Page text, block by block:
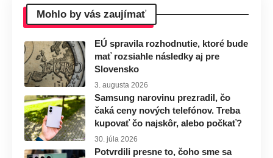
Mohlo by vás zaujímať
EÚ spravila rozhodnutie, ktoré bude
mať rozsiahle následky aj pre
Slovensko
3. augusta 2026
Samsung narovinu prezradil, čo
čaká ceny nových telefónov. Treba
kupovať čo najskôr, alebo počkať?
30. júla 2026
Potvrdili presne to, čoho sme sa